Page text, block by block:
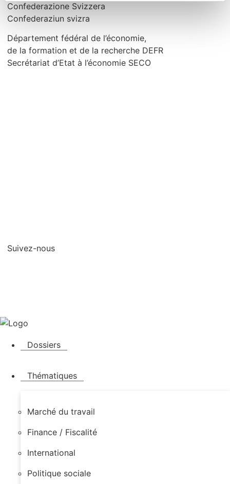
Confederazione Svizzera
Confederaziun svizra
Département fédéral de l’économie,
de la formation et de la recherche DEFR
Secrétariat d’Etat à l’économie SECO
Suivez-nous
Dossiers
Thématiques
Marché du travail
Finance / Fiscalité
International
Politique sociale